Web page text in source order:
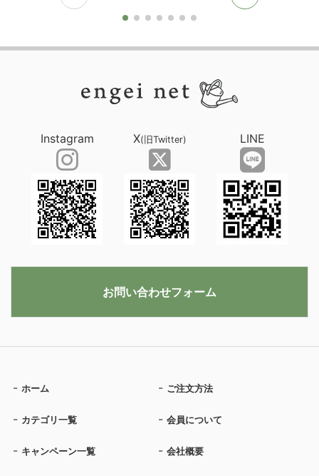
ホーム ご注文方法
カテゴリ一覧 会員について
キャンペーン一覧 会社概要
Instagram X(旧Twitter) LINE
お問い合わせフォーム